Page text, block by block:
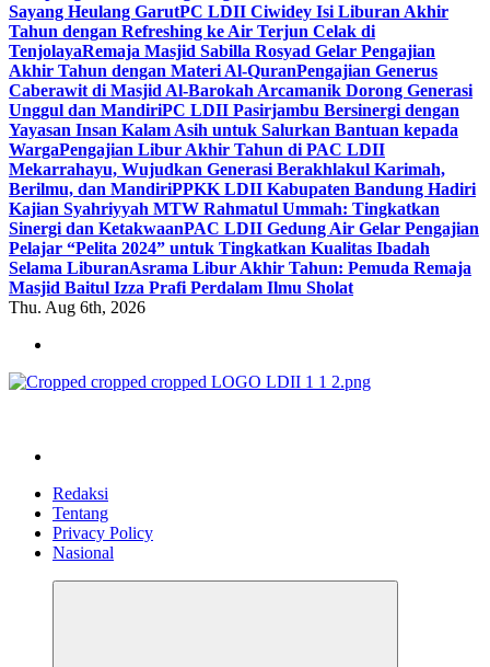
Sayang Heulang GarutPC LDII Ciwidey Isi Liburan Akhir
Tahun dengan Refreshing ke Air Terjun Celak di
TenjolayaRemaja Masjid Sabilla Rosyad Gelar Pengajian
Akhir Tahun dengan Materi Al-QuranPengajian Generus
Caberawit di Masjid Al-Barokah Arcamanik Dorong Generasi
Unggul dan MandiriPC LDII Pasirjambu Bersinergi dengan
Yayasan Insan Kalam Asih untuk Salurkan Bantuan kepada
WargaPengajian Libur Akhir Tahun di PAC LDII
Mekarrahayu, Wujudkan Generasi Berakhlakul Karimah,
Berilmu, dan MandiriPPKK LDII Kabupaten Bandung Hadiri
Kajian Syahriyyah MTW Rahmatul Ummah: Tingkatkan
Sinergi dan KetakwaanPAC LDII Gedung Air Gelar Pengajian
Pelajar “Pelita 2024” untuk Tingkatkan Kualitas Ibadah
Selama LiburanAsrama Libur Akhir Tahun: Pemuda Remaja
Masjid Baitul Izza Prafi Perdalam Ilmu Sholat
Thu. Aug 6th, 2026
Redaksi
Tentang
Privacy Policy
Nasional